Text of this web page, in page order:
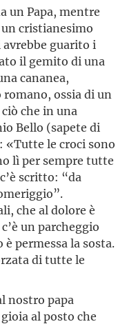
un Papa, mentre
un cristianesimo
guarito i
il gemito di una
cananea,
ossia di un
che in una
Bello (sapete di
le croci sono
lì per sempre tutte
scritto: “da
che al dolore è
un parcheggio
permessa la sosta.
di tutte le
nostro papa
al posto che